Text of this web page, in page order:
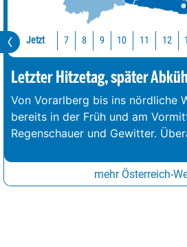
Jetzt 7 8 9 10 11 12
Letzter Hitzetag, später
Von Vorarlberg bis ins nördliche
bereits in der Früh und am
Regenschauer und Gewitter.
mehr Österreich-